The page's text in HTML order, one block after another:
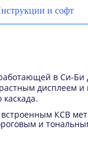
и софт
в Си-Би
дисплеем и
КСВ
и